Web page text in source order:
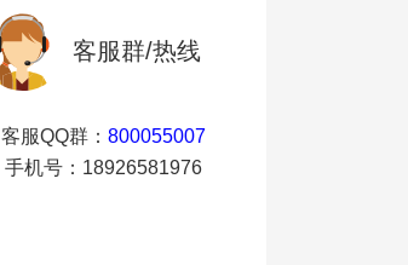
客服群/热线
客服QQ群： 800055007
手机号：18926581976